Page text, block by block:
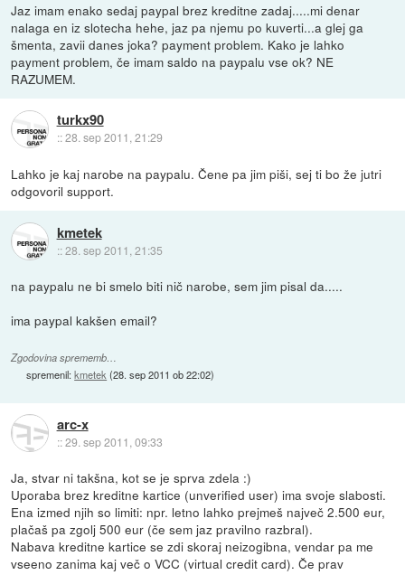
Jaz imam enako sedaj paypal brez kreditne zadaj.....mi denar
nalaga en iz slotecha hehe, jaz pa njemu po kuverti...a glej ga
šmenta, zavii danes joka? payment problem. Kako je lahko
payment problem, če imam saldo na paypalu vse ok? NE
RAZUMEM.
turkx90
::28. sep 2011, 21:29
Lahko je kaj narobe na paypalu. Čene pa jim piši, sej ti bo že jutri
odgovoril support.
kmetek
::28. sep 2011, 21:35
na paypalu ne bi smelo biti nič narobe, sem jim pisal da.....
ima paypal kakšen email?
Zgodovina sprememb…
spremenil:kmetek(28. sep 2011 ob 22:02)
arc-x
::29. sep 2011, 09:33
Ja, stvar ni takšna, kot se je sprva zdela :)
Uporaba brez kreditne kartice (unverified user) ima svoje slabosti.
Ena izmed njih so limiti: npr. letno lahko prejmeš največ 2.500 eur,
plačaš pa zgolj 500 eur (če sem jaz pravilno razbral).
Nabava kreditne kartice se zdi skoraj neizogibna, vendar pa me
vseeno zanima kaj več o VCC (virtual credit card). Če prav